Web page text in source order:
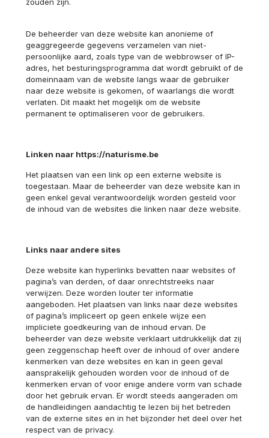
De beheerder van deze website kan anonieme of
geaggregeerde gegevens verzamelen van niet-
persoonlijke aard, zoals type van de webbrowser of IP-
adres, het besturingsprogramma dat wordt gebruikt of de
domeinnaam van de website langs waar de gebruiker
naar deze website is gekomen, of waarlangs die wordt
verlaten. Dit maakt het mogelijk om de website
permanent te optimaliseren voor de gebruikers.
Linken naar https://naturisme.be
Het plaatsen van een link op een externe website is
toegestaan. Maar de beheerder van deze website kan in
geen enkel geval verantwoordelijk worden gesteld voor
de inhoud van de websites die linken naar deze website.
Links naar andere sites
Deze website kan hyperlinks bevatten naar websites of
pagina’s van derden, of daar onrechtstreeks naar
verwijzen. Deze worden louter ter informatie
aangeboden. Het plaatsen van links naar deze websites
of pagina’s impliceert op geen enkele wijze een
impliciete goedkeuring van de inhoud ervan. De
beheerder van deze website verklaart uitdrukkelijk dat zij
geen zeggenschap heeft over de inhoud of over andere
kenmerken van deze websites en kan in geen geval
aansprakelijk gehouden worden voor de inhoud of de
kenmerken ervan of voor enige andere vorm van schade
door het gebruik ervan. Er wordt steeds aangeraden om
de handleidingen aandachtig te lezen bij het betreden
van de externe sites en in het bijzonder het deel over het
respect van de privacy.